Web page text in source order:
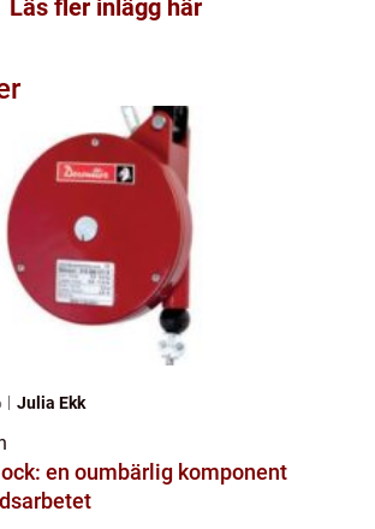
Läs fler inlägg här
Julia Ekk
en oumbärlig komponent